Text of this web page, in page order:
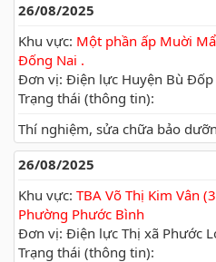
26/08/2025
Khu vực: Một phần ấp Muời
Đống Nai .
Đơn vị: Điện lực Huyện Bù Đốp
Trạng thái (thông tin):
Thí nghiệm, sửa chữa bảo
26/08/2025
Khu vực: TBA Võ Thị Kim Vân
Phường Phước Bình
Đơn vị: Điện lực Thị xã Phước
Trạng thái (thông tin):